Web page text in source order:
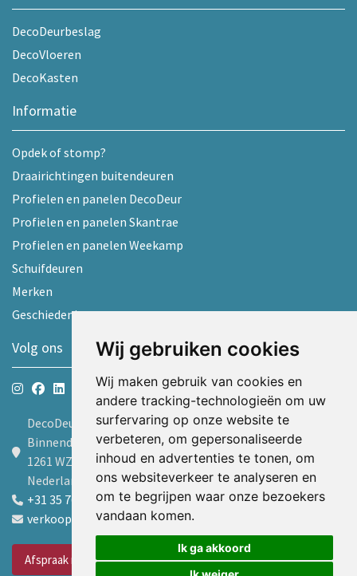
Wij gebruiken cookies
Wij maken gebruik van cookies en
andere tracking-technologieën om uw
surfervaring op onze website te
verbeteren, om gepersonaliseerde
inhoud en advertenties te tonen, om
ons websiteverkeer te analyseren en
om te begrijpen waar onze bezoekers
vandaan komen.
Ik ga akkoord
DecoDeurbeslag
DecoVloeren
DecoKasten
Informatie
Opdek of stomp?
Draairichtingen buitendeuren
Profielen en panelen DecoDeur
Profielen en panelen Skantrae
Profielen en panelen Weekamp
Schuifdeuren
Merken
Geschiedenis
Volg ons
DecoDeur B.V.
Binnendelta 9d
1261 WZ Blaricum
Nederland
+31 35 7605600
verkoop@decodeur.nl
Afspraak maken